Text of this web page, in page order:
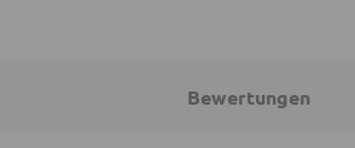
Bewertungen